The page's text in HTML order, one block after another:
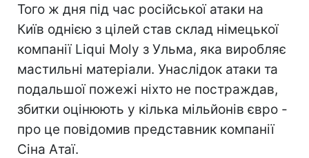
Того ж дня під час російської атаки на
Київ однією з цілей став склад німецької
компанії Liqui Moly з Ульма, яка виробляє
мастильні матеріали. Унаслідок атаки та
подальшої пожежі ніхто не постраждав,
збитки оцінюють у кілька мільйонів євро -
про це повідомив представник компанії
Сіна Атаї.